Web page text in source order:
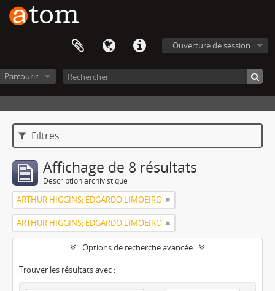
Ouverture de session
Parcourir
Filtres
Affichage de 8 résultats
Description archivistique
ARTHUR HIGGINS; EDGARDO LIMOEIRO
ARTHUR HIGGINS; EDGARDO LIMOEIRO
Options de recherche avancée
Trouver les résultats avec :